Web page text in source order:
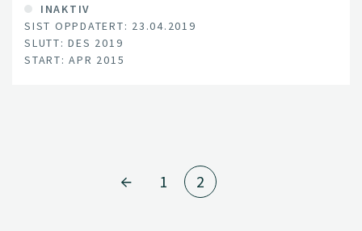
INAKTIV
SIST OPPDATERT: 23.04.2019
SLUTT: DES 2019
START: APR 2015
1 2